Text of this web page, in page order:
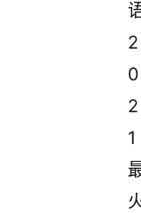
2
0
2
1